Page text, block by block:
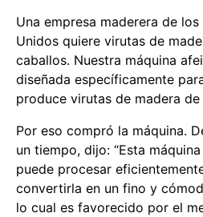
Una empresa maderera de
Unidos quiere virutas de
caballos. Nuestra máquina
diseñada específicamente
produce virutas de madera
Por eso compró la máquina.
un tiempo, dijo: “Esta
puede procesar
convertirla en un fino y
lo cual es favorecido por el